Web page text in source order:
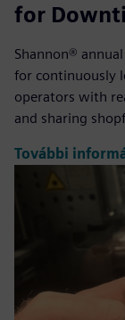
for
Shannon®
for continuously
operators with
and sharing
További